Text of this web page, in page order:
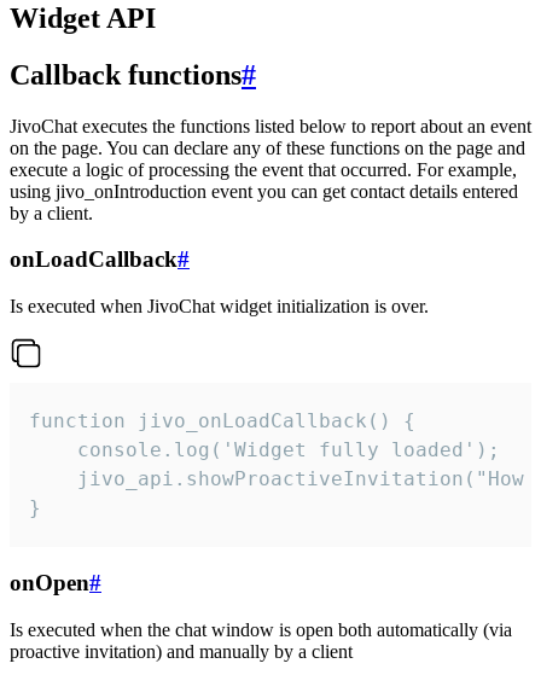
Widget API
Callback functions#
JivoChat executes the functions listed below to report about an event
on the page. You can declare any of these functions on the page and
execute a logic of processing the event that occurred. For example,
using jivo_onIntroduction event you can get contact details entered
by a client.
onLoadCallback#
Is executed when JivoChat widget initialization is over.
function jivo_onLoadCallback() {
    console.log('Widget fully loaded');
jivo_api.showProactiveInvitation("How
}
onOpen#
Is executed when the chat window is open both automatically (via
proactive invitation) and manually by a client